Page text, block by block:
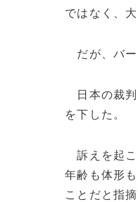
ではなく、
だが、バー
日本の裁判
を下した。
訴えを起こ
年齢も体形
ことだと指摘